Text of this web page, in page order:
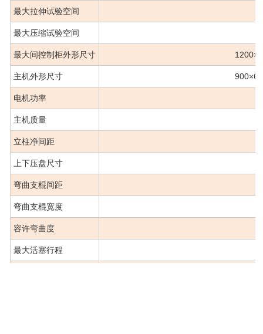
最大拉伸试验空间
最大压缩试验空间
最大间控制柜外形尺寸
主机外形尺寸
电机功率
主机质量
立柱净间距
上下压盘尺寸
弯曲支棍间距
弯曲支棍宽度
容许弯曲度
最大活塞行程